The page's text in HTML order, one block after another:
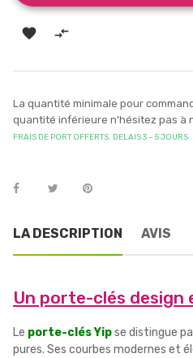
 
La quantité minimale pour
quantité inférieure n'hésitez pas à
FRAIS DE PORT OFFERTS. DELAIS 3 – 5 JOURS
LA DESCRIPTION AVIS
Un porte-clés design
Le porte-clés Yipse distingue
pures. Ses courbes modernes et